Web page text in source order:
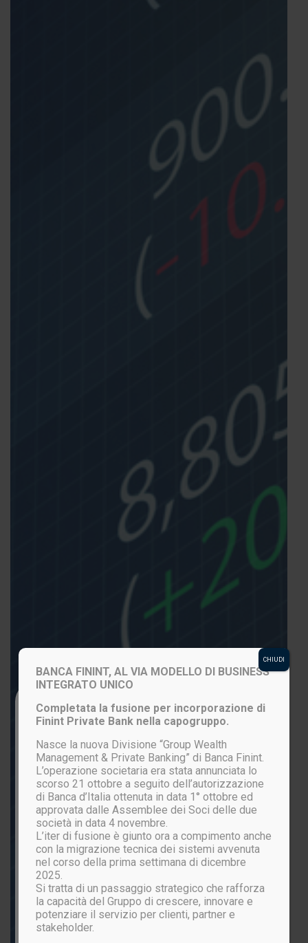
Login to your account
ACCEDI
Password persa?
Non sei ancora registrato?
BANCA FININT, AL VIA MODELLO DI BUSINESS
INTEGRATO UNICO
Completata la fusione per incorporazione di
Finint Private Bank nella capogruppo.
Nasce la nuova Divisione “Group Wealth
Management & Private Banking” di Banca Finint.
L’operazione societaria era stata annunciata lo
scorso 21 ottobre a seguito dell’autorizzazione
di Banca d’Italia ottenuta in data 1° ottobre ed
approvata dalle Assemblee dei Soci delle due
società in data 4 novembre.
L’iter di fusione è giunto ora a compimento anche
con la migrazione tecnica dei sistemi avvenuta
nel corso della prima settimana di dicembre
2025.
Si tratta di un passaggio strategico che rafforza
la capacità del Gruppo di crescere, innovare e
potenziare il servizio per clienti, partner e
stakeholder.
CHIUDI